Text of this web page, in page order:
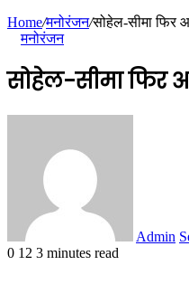
Home/मनोरंजन/सोहेल-सीमा फिर
मनोरंजन
सोहेल-सीमा फिर
Admin
0 12 3 minutes read